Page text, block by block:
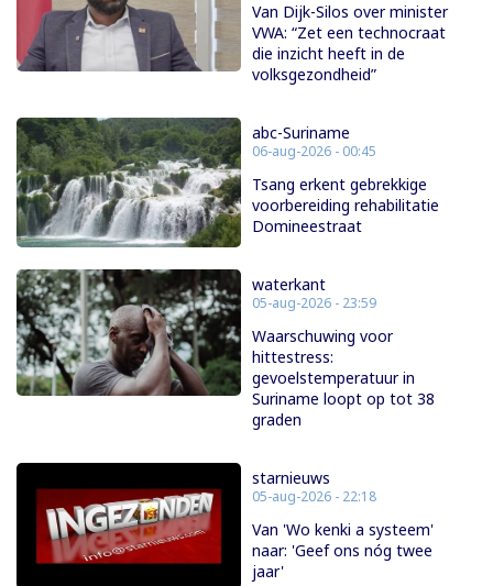
Van Dijk-Silos over minister
VWA: “Zet een technocraat
die inzicht heeft in de
volksgezondheid”
abc-Suriname
06-aug-2026 - 00:45
Tsang erkent gebrekkige
voorbereiding rehabilitatie
Domineestraat
waterkant
05-aug-2026 - 23:59
Waarschuwing voor
hittestress:
gevoelstemperatuur in
Suriname loopt op tot 38
graden
starnieuws
05-aug-2026 - 22:18
Van 'Wo kenki a systeem'
naar: 'Geef ons nóg twee
jaar'